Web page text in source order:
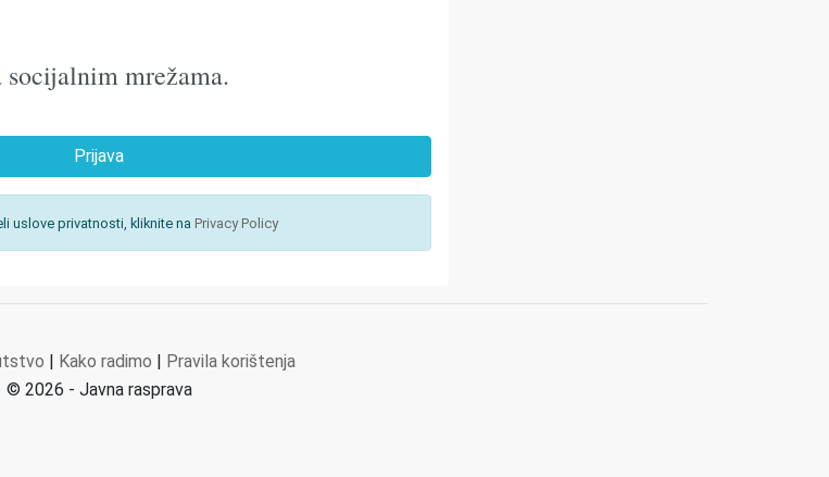
mrežama.
Prijava
uslove privatnosti, kliknite na Privacy Policy
| Kako radimo | Pravila korištenja
© 2026 - Javna rasprava